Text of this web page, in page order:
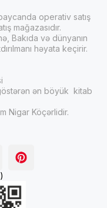
operativ satış
mağazasıdır.
Bakıda və dünyanın
həyata keçirir.
ən böyük kitab
Nigar Köçərlidir.